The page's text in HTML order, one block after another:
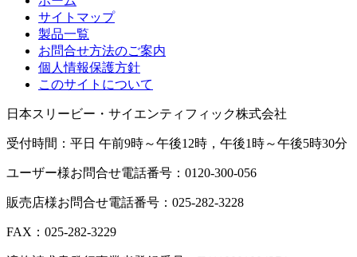
サイトマップ
製品一覧
お問合せ方法のご案内
個人情報保護方針
このサイトについて
日本スリービー・サイエンティフィック株式会社
受付時間：平日 午前9時～午後12時，午後1時～午後5時30分
ユーザー様お問合せ電話番号：0120-300-056
販売店様お問合せ電話番号：025-282-3228
FAX：025-282-3229